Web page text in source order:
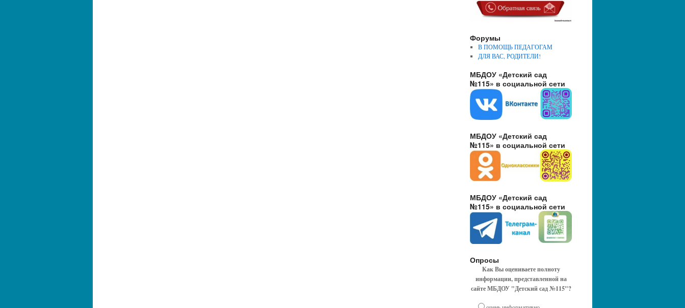
Форумы
В ПОМОЩЬ ПЕДАГОГАМ
ДЛЯ ВАС, РОДИТЕЛИ!
МБДОУ «Детский сад
№115» в социальной сети
МБДОУ «Детский сад
№115» в социальной сети
МБДОУ «Детский сад
№115» в социальной сети
Опросы
Как Вы оцениваете полноту
информации, представленной на
сайте МБДОУ "Детский сад №115"?